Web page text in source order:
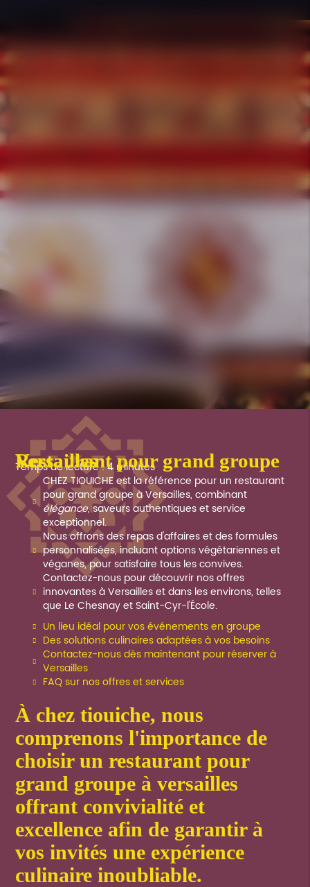
Restaurant pour grand groupe Versailles
Temps de lecture : 4 minutes
CHEZ TIOUICHE est la référence pour un restaurant
pour grand groupe à Versailles, combinant
élégance, saveurs authentiques et service
exceptionnel.
Nous offrons des repas d'affaires et des formules
personnalisées, incluant options végétariennes et
véganes, pour satisfaire tous les convives.
Contactez-nous pour découvrir nos offres
innovantes à Versailles et dans les environs, telles
que Le Chesnay et Saint-Cyr-l'École.
Un lieu idéal pour vos événements en groupe
Des solutions culinaires adaptées à vos besoins
Contactez-nous dès maintenant pour réserver à
Versailles
FAQ sur nos offres et services
à chez tiouiche, nous
comprenons l'importance de
choisir un restaurant pour
grand groupe à versailles
offrant convivialité et
excellence afin de garantir à
vos invités une expérience
culinaire inoubliable.